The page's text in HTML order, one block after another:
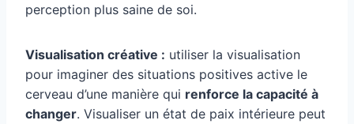
perception plus saine de soi.
Visualisation créative : utiliser la visualisation
pour imaginer des situations positives active le
cerveau d’une manière qui renforce la capacité à
changer. Visualiser un état de paix intérieure peut